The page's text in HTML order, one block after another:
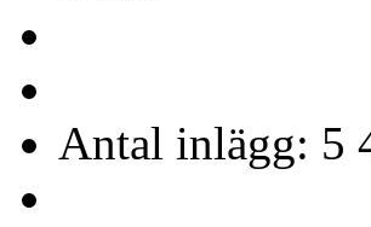
Antal inlägg: 5